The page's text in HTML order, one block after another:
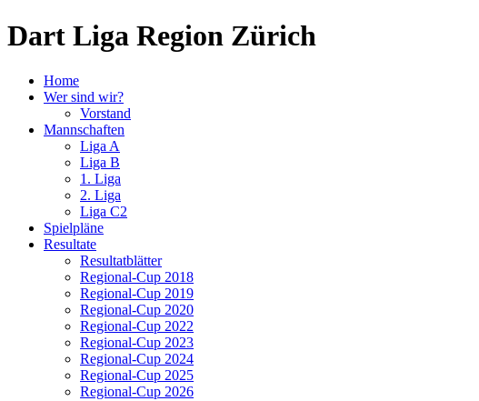
Dart Liga Region Zürich
Home
Wer sind wir?
Vorstand
Mannschaften
Liga A
Liga B
1. Liga
2. Liga
Liga C2
Spielpläne
Resultate
Resultatblätter
Regional-Cup 2018
Regional-Cup 2019
Regional-Cup 2020
Regional-Cup 2022
Regional-Cup 2023
Regional-Cup 2024
Regional-Cup 2025
Regional-Cup 2026